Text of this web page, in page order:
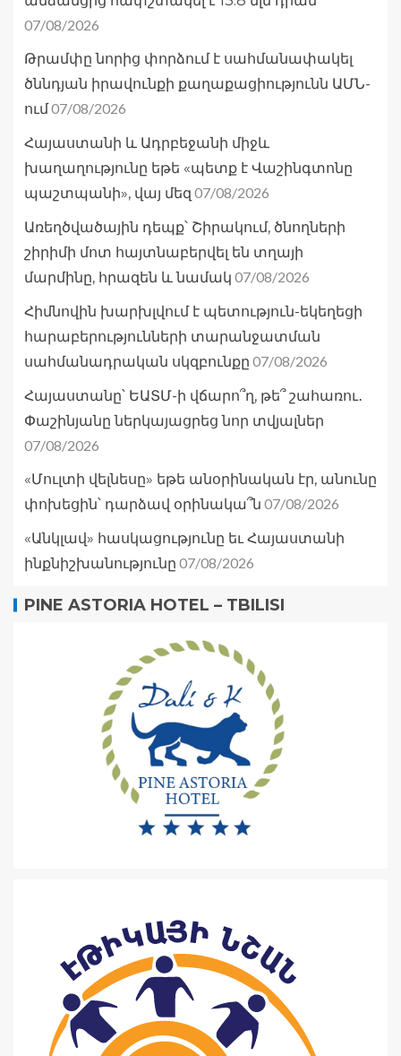
07/08/2026
Թրամփը նորից փորձում է սահմանափակել
ծննդյան իրավունքի քաղաքացիությունն ԱՄՆ-
ում07/08/2026
Հայաստանի և Ադրբեջանի միջև
խաղաղությունը եթե «պետք է Վաշինգտոնը
պաշտպանի», վայ մեզ 07/08/2026
Առեղծվածային դեպք՝ Շիրակում, ծնողների
շիրիմի մոտ հայտնաբերվել են տղայի
մարմինը, հրազեն և նամակ 07/08/2026
Հիմնովին խարխլվում է պետություն-եկեղեցի
հարաբերությունների տարանջատման
սահմանադրական սկզբունքը 07/08/2026
Հայաստանը՝ ԵԱՏՄ-ի վճարո՞ղ, թե՞ շահառու․
Փաշինյանը ներկայացրեց նոր տվյալներ
07/08/2026
«Մուլտի վելնեսը» եթե անօրինական էր, անունը
փոխեցին՝ դարձավ օրինակա՞ն 07/08/2026
«Անկլավ» հասկացությունը եւ Հայաստանի
ինքնիշխանությունը 07/08/2026
PINE ASTORIA HOTEL – TBILISI